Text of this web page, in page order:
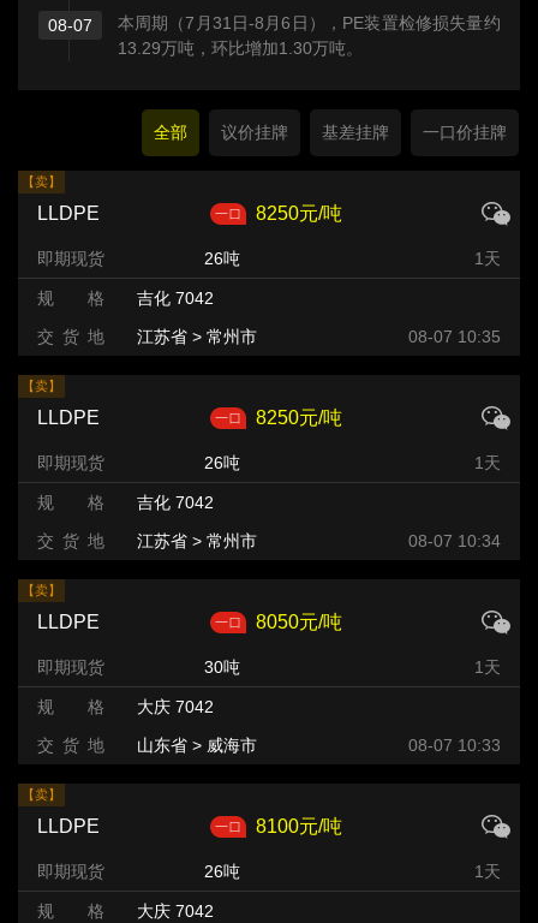
08-07
本周期（7月31日-8月6日），PE装置检修损失量约
13.29万吨，环比增加1.30万吨。
全部 议价挂牌 基差挂牌 一口价挂牌
【卖】
LLDPE 8250元/吨
即期现货 26吨 1天
规 格
吉化 7042
交 货 地
江苏省 > 常州市 08-07 10:35
【卖】
LLDPE 8250元/吨
即期现货 26吨 1天
规 格
吉化 7042
交 货 地
江苏省 > 常州市 08-07 10:34
【卖】
LLDPE 8050元/吨
即期现货 30吨 1天
规 格
大庆 7042
交 货 地
山东省 > 威海市 08-07 10:33
【卖】
LLDPE 8100元/吨
即期现货 26吨 1天
规 格
大庆 7042